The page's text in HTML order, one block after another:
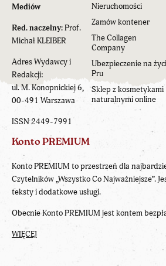
Mediów
Red. naczelny:Prof.
Michał KLEIBER
Adres Wydawcy i
Redakcji:
ul. M. Konopnickiej 6,
00-491 Warszawa
ISSN 2449-7991
Nieruchomości
Zamów kontener
The Collagen
Company
Ubezpieczenie na
Pru
Sklep z kosmetykami
naturalnymi online
Konto PREMIUM
Konto PREMIUM to przestrzeń dla
Czytelników „Wszystko Co Najważniejsze”.
teksty i dodatkowe usługi.
Obecnie Konto PREMIUM jest kontem
WIĘCEJ